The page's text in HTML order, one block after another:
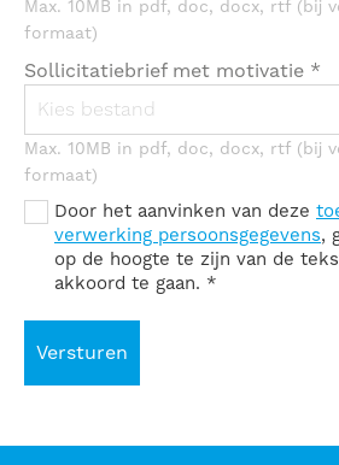
Max. 10MB in pdf, doc, docx, rtf (bij
formaat)
Sollicitatiebrief met motivatie *
Kies bestand
Max. 10MB in pdf, doc, docx, rtf (bij
formaat)
Door het aanvinken van deze
verwerking persoonsgegevens,
op de hoogte te zijn van de
akkoord te gaan. *
Versturen